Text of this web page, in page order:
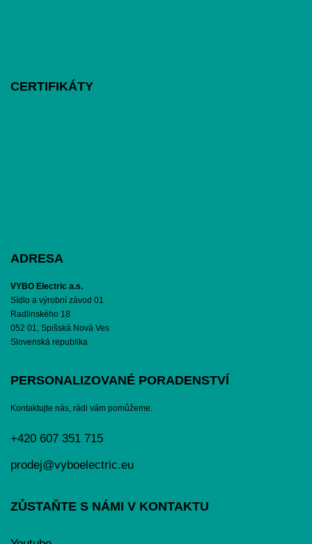
CERTIFIKÁTY
ADRESA
VYBO Electric a.s.
Sídlo a výrobní závod 01
Radlinského 18
052 01, Spišská Nová Ves
Slovenská republika
PERSONALIZOVANÉ PORADENSTVÍ
Kontaktujte nás, rádi vám pomůžeme.
+420 607 351 715
prodej@vyboelectric.eu
ZŮSTAŇTE S NÁMI V KONTAKTU